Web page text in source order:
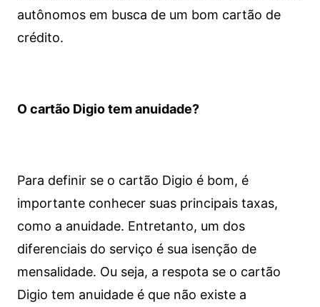
autônomos em busca de um bom cartão de
crédito.
O cartão Digio tem anuidade?
Para definir se o cartão Digio é bom, é
importante conhecer suas principais taxas,
como a anuidade. Entretanto, um dos
diferenciais do serviço é sua isenção de
mensalidade. Ou seja, a respota se o cartão
Digio tem anuidade é que não existe a